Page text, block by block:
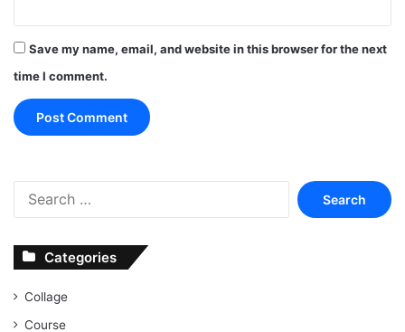
Save my name, email, and website in this browser for the next
time I comment.
Search
for:
Categories
Collage
Course